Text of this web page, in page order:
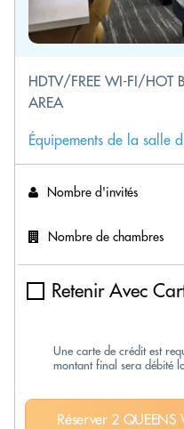
HDTV/FREE WI-FI/HOT
AREA
Équipements de la salle
Nombre d'invités
Nombre de chambres
Retenir Avec
Une carte de crédit est
montant final sera débité
Réserver 2